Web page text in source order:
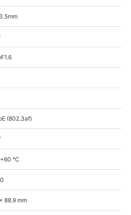
(802.3af)
°C
88.9 mm